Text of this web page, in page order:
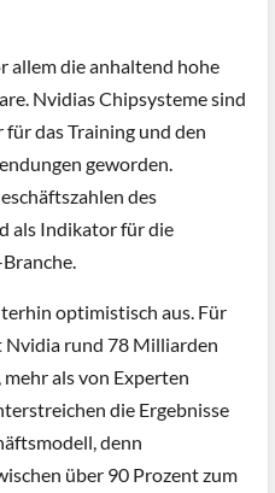
allem die anhaltend hohe
Nvidias Chipsysteme sind
das Training und den
geworden.
des
als Indikator für die
optimistisch aus. Für
rund 78 Milliarden
als von Experten
die Ergebnisse
denn
über 90 Prozent zum